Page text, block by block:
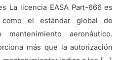
La licencia EASA Part-666 es
como el estándar global de
aeronáutico.
más que la autorización